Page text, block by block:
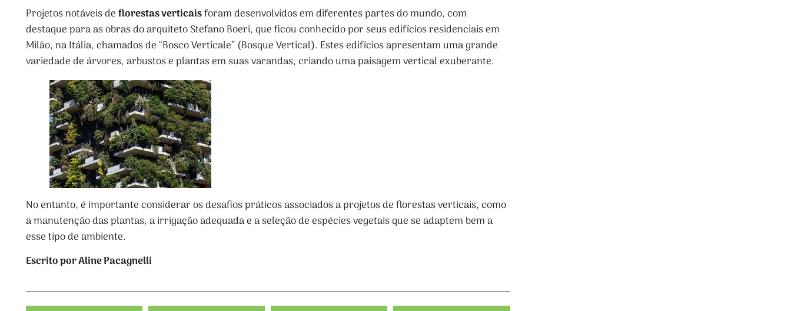
Projetos notáveis deflorestas verticaisforam desenvolvidos em diferentes partes do mundo, com
destaque para as obras do arquiteto Stefano Boeri, que ficou conhecido por seus edifícios residenciais em
Milão, na Itália, chamados de “Bosco Verticale” (Bosque Vertical). Estes edifícios apresentam uma grande
variedade de árvores, arbustos e plantas em suas varandas, criando uma paisagem vertical exuberante.
No entanto, é importante considerar os desafios práticos associados a projetos de florestas verticais, como
a manutenção das plantas, a irrigação adequada e a seleção de espécies vegetais que se adaptem bem a
esse tipo de ambiente.
Escrito por Aline Pacagnelli